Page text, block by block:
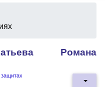
Романа